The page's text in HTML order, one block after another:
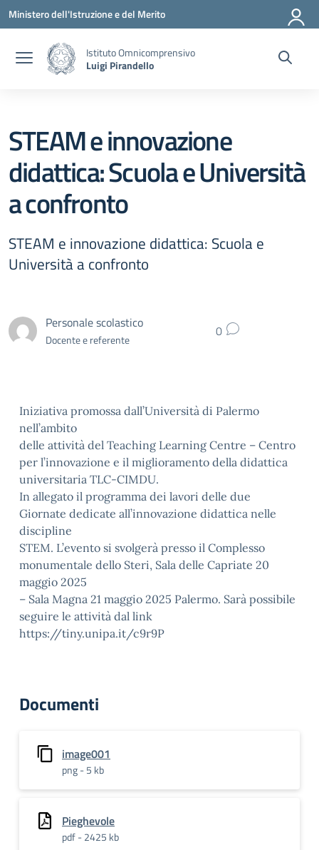
Vai ai contenuti
Vai al menu di navigazione
Vai al footer
Ministero dell'Istruzione e del Merito
Istituto Omnicomprensivo
Luigi Pirandello
STEAM e innovazione
didattica: Scuola e Università
a confronto
STEAM e innovazione didattica: Scuola e
Università a confronto
Personale scolastico
Docente e referente 0
Iniziativa promossa dall’Università di Palermo
nell’ambito
delle attività del Teaching Learning Centre – Centro
per l’innovazione e il miglioramento della didattica
universitaria TLC-CIMDU.
In allegato il programma dei lavori delle due
Giornate dedicate all’innovazione didattica nelle
discipline
STEM. L’evento si svolgerà presso il Complesso
monumentale dello Steri, Sala delle Capriate 20
maggio 2025
– Sala Magna 21 maggio 2025 Palermo. Sarà possibile
seguire le attività dal link
https://tiny.unipa.it/c9r9P
Documenti
image001
png - 5 kb
Pieghevole
pdf - 2425 kb